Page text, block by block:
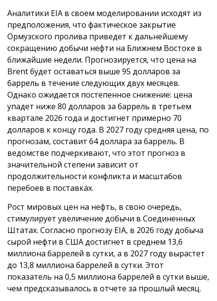
Аналитики EIA в своем моделировании исходят из
предположения, что фактическое закрытие
Ормузского пролива приведет к дальнейшему
сокращению добычи нефти на Ближнем Востоке в
ближайшие недели. Прогнозируется, что цена на
Brent будет оставаться выше 95 долларов за
баррель в течение следующих двух месяцев.
Однако ожидается постепенное снижение: цена
упадет ниже 80 долларов за баррель в третьем
квартале 2026 года и достигнет примерно 70
долларов к концу года. В 2027 году средняя цена, по
прогнозам, составит 64 доллара за баррель. В
ведомстве подчеркивают, что этот прогноз в
значительной степени зависит от
продолжительности конфликта и масштабов
перебоев в поставках.
Рост мировых цен на нефть, в свою очередь,
стимулирует увеличение добычи в Соединенных
Штатах. Согласно прогнозу EIA, в 2026 году добыча
сырой нефти в США достигнет в среднем 13,6
миллиона баррелей в сутки, а в 2027 году вырастет
до 13,8 миллиона баррелей в сутки. Этот
показатель на 0,5 миллиона баррелей в сутки выше,
чем предсказывалось в отчете за прошлый месяц.